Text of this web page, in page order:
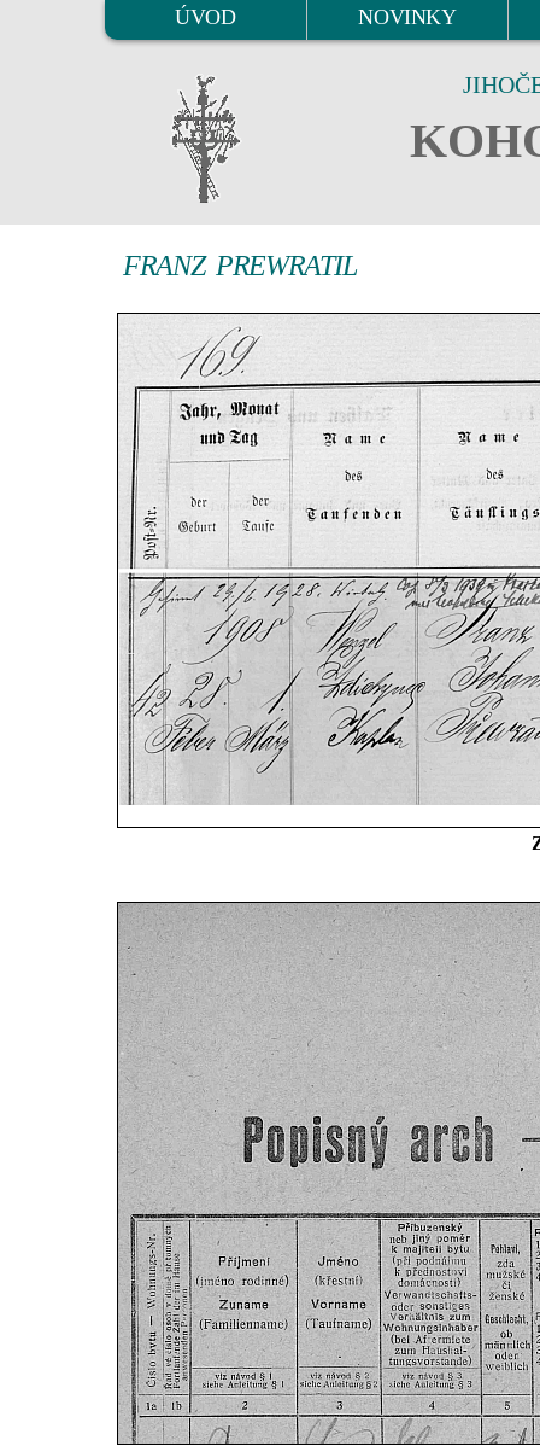
ÚVOD NOVINKY
FRANZ PREWRATIL